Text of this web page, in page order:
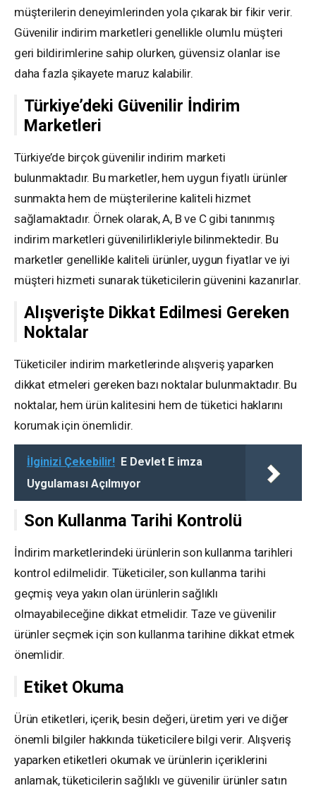
müşterilerin deneyimlerinden yola çıkarak bir fikir verir.
Güvenilir indirim marketleri genellikle olumlu müşteri
geri bildirimlerine sahip olurken, güvensiz olanlar ise
daha fazla şikayete maruz kalabilir.
Türkiye’deki Güvenilir İndirim
Marketleri
Türkiye’de birçok güvenilir indirim marketi
bulunmaktadır. Bu marketler, hem uygun fiyatlı ürünler
sunmakta hem de müşterilerine kaliteli hizmet
sağlamaktadır. Örnek olarak, A, B ve C gibi tanınmış
indirim marketleri güvenilirlikleriyle bilinmektedir. Bu
marketler genellikle kaliteli ürünler, uygun fiyatlar ve iyi
müşteri hizmeti sunarak tüketicilerin güvenini kazanırlar.
Alışverişte Dikkat Edilmesi Gereken
Noktalar
Tüketiciler indirim marketlerinde alışveriş yaparken
dikkat etmeleri gereken bazı noktalar bulunmaktadır. Bu
noktalar, hem ürün kalitesini hem de tüketici haklarını
korumak için önemlidir.
İlginizi Çekebilir! E Devlet E imza
Uygulaması Açılmıyor
Son Kullanma Tarihi Kontrolü
İndirim marketlerindeki ürünlerin son kullanma tarihleri
kontrol edilmelidir. Tüketiciler, son kullanma tarihi
geçmiş veya yakın olan ürünlerin sağlıklı
olmayabileceğine dikkat etmelidir. Taze ve güvenilir
ürünler seçmek için son kullanma tarihine dikkat etmek
önemlidir.
Etiket Okuma
Ürün etiketleri, içerik, besin değeri, üretim yeri ve diğer
önemli bilgiler hakkında tüketicilere bilgi verir. Alışveriş
yaparken etiketleri okumak ve ürünlerin içeriklerini
anlamak, tüketicilerin sağlıklı ve güvenilir ürünler satın